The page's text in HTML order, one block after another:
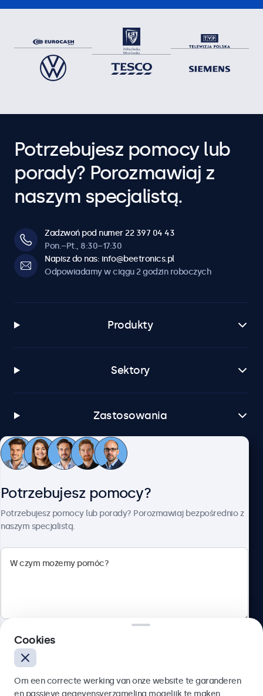
Potrzebujesz pomocy lub
porady? Porozmawiaj z
naszym specjalistą.
Zadzwoń pod numer 22 397 04 43
Pon.–Pt., 8:30–17:30
Napisz do nas: info@beetronics.pl
Odpowiadamy w ciągu 2 godzin roboczych
Produkty
Sektory
Zastosowania
Obsługa klienta
Polski
Potrzebujesz pomocy?
Potrzebujesz pomocy lub porady? Porozmawiaj bezpośrednio z
naszym specjalistą.
Wyślij
Cookies
Om een correcte werking van onze website te garanderen
en passieve gegevensverzameling mogelijk te maken,